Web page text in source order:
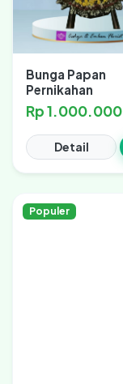
Bunga Papan
Pernikahan
Rp 1.000.000
Detail
Populer